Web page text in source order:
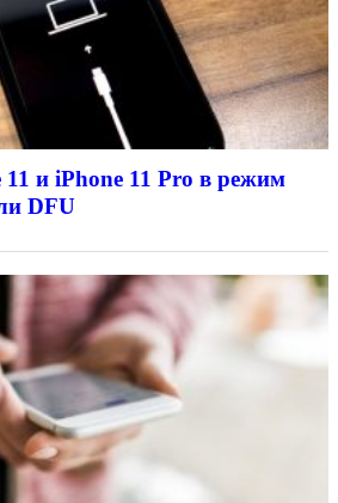
11 и iPhone 11 Pro в режим
DFU